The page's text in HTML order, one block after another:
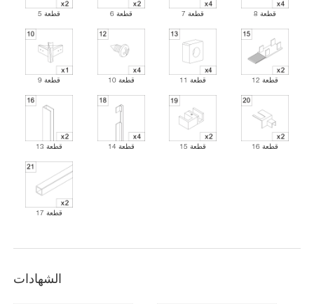
قطعة 5 قطعة 6 قطعة 7 قطعة 8
قطعة 9 قطعة 10 قطعة 11 قطعة 12
قطعة 13 قطعة 14 قطعة 15 قطعة 16
قطعة 17
الشهادات